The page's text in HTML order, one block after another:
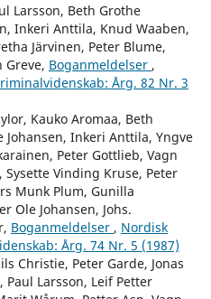
Larsson, Beth Grothe
Inkeri Anttila, Knud Waaben,
Järvinen, Peter Blume,
Greve, Boganmeldelser ,
Årg. 82 Nr. 3
Kauko Aromaa, Beth
Johansen, Inkeri Anttila, Yngve
Peter Gottlieb, Vagn
Vinding Kruse, Peter
Munk Plum, Gunilla
Ole Johansen, Johs.
Boganmeldelser , Nordisk
Årg. 74 Nr. 5 (1987)
Christie, Peter Garde, Jonas
Paul Larsson, Leif Petter